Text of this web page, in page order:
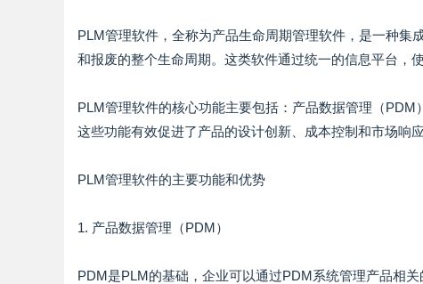
PLM管理软件，全称为产品生命周期管理软件，是一种集
和报废的整个生命周期。这类软件通过统一的信息平台，
PLM管理软件的核心功能主要包括：产品数据管理（PDM
这些功能有效促进了产品的设计创新、成本控制和市场响应
PLM管理软件的主要功能和优势
1. 产品数据管理（PDM）
PDM是PLM的基础，企业可以通过PDM系统管理产品相